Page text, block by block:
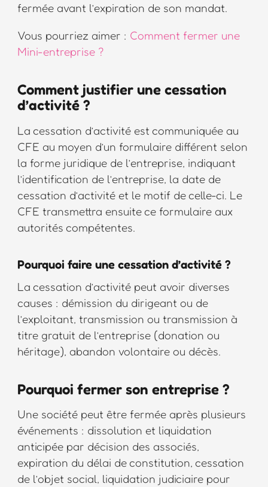
fermée avant l’expiration de son mandat.
Vous pourriez aimer : Comment fermer une
Mini-entreprise ?
Comment justifier une cessation
d’activité ?
La cessation d’activité est communiquée au
CFE au moyen d’un formulaire différent selon
la forme juridique de l’entreprise, indiquant
l’identification de l’entreprise, la date de
cessation d’activité et le motif de celle-ci. Le
CFE transmettra ensuite ce formulaire aux
autorités compétentes.
Pourquoi faire une cessation d’activité ?
La cessation d’activité peut avoir diverses
causes : démission du dirigeant ou de
l’exploitant, transmission ou transmission à
titre gratuit de l’entreprise (donation ou
héritage), abandon volontaire ou décès.
Pourquoi fermer son entreprise ?
Une société peut être fermée après plusieurs
événements : dissolution et liquidation
anticipée par décision des associés,
expiration du délai de constitution, cessation
de l’objet social, liquidation judiciaire pour